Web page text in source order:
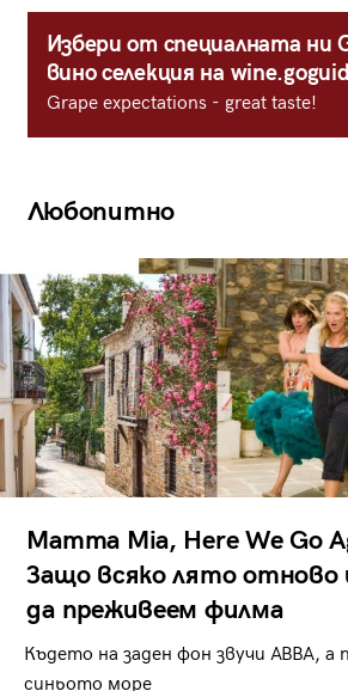
Избери от специалната ни
вино селекция на
Grape expectations - great taste!
Любопитно
Mamma Mia, Here We Go
Защо всяко лято отново
да преживеем филма
Където на заден фон звучи ABBA, а
синьото море